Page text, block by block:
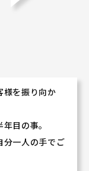
様を振り向か
目の事。
分一人の手でご